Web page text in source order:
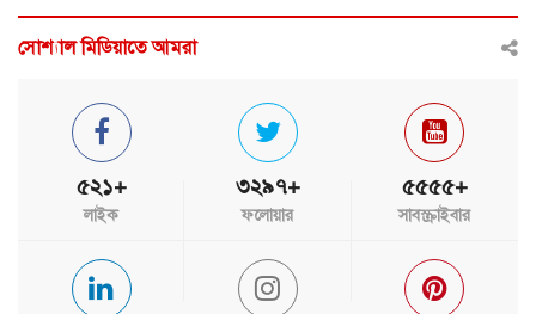
সোশ্যাল মিডিয়াতে আমরা
৫২১+
লাইক
৩২৯৭+
ফলোয়ার
৫৫৫৫+
সাবস্ক্রাইবার